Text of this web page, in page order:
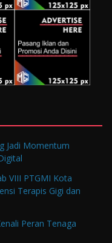
Jadi Momentum
VIII PTGMI Kota
Terapis Gigi dan
Peran Tenaga